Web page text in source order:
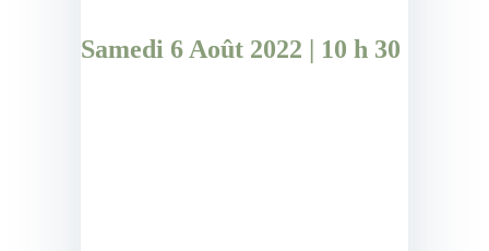
Samedi 6 Août 2022 | 10 h 30